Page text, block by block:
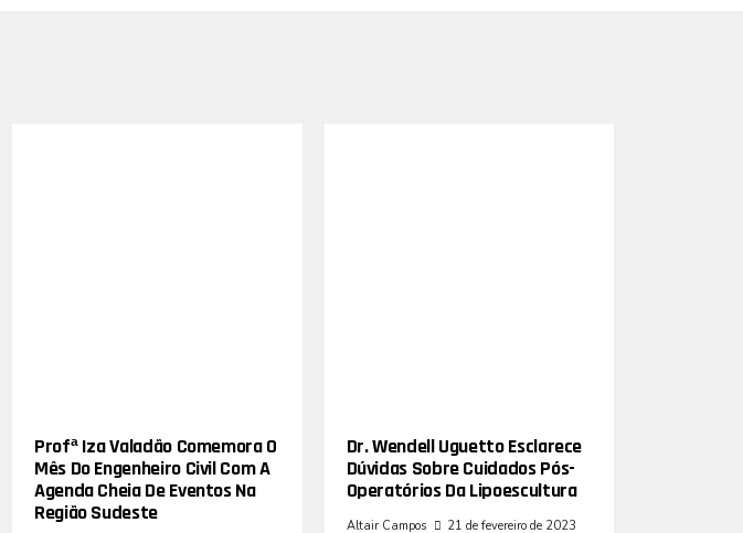
Profª Iza Valadão Comemora O
Mês Do Engenheiro Civil Com A
Agenda Cheia De Eventos Na
Região Sudeste
Dr. Wendell Uguetto Esclarece
Dúvidas Sobre Cuidados Pós-
Operatórios Da Lipoescultura
Altair Campos 21 de fevereiro de 2023